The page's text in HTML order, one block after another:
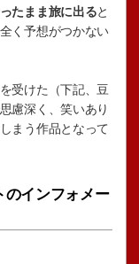
たまま旅に出ると
く予想がつかない
受けた（下記、豆
慮深く、笑いあり
まう作品となって
のインフォメー